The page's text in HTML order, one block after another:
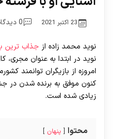
23 اکتبر 2021 0 دیدگاه
نوید محمد زاده از جذاب ترین
نوید در ابتدا به عنوان
امروزه از بازیگران توانمند
کنون موفق به برنده شدن در
زیادی شده است.
محتوا پنهان